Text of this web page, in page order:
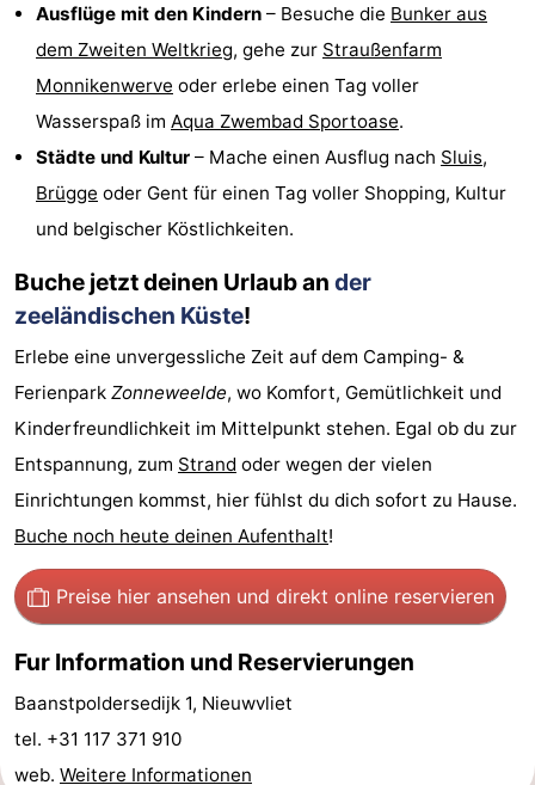
Nieuwvliet
-
Breskens
Sluis
Cadzand-
Dorp
Retranchement
Natur
Het
Zwin
Westflandern
-
Brügge
-
Gent
Die
Küste
-
Heist
Zeebrugge
-
Blankenberge
-
Kontakt
Ausflüge mit den Kindern – Besuche die Bunker aus
dem Zweiten Weltkrieg, gehe zur Straußenfarm
Monnikenwerve oder erlebe einen Tag voller
Wasserspaß im Aqua Zwembad Sportoase.
Städte und Kultur – Mache einen Ausflug nach Sluis,
Brügge oder Gent für einen Tag voller Shopping, Kultur
und belgischer Köstlichkeiten.
Buche jetzt deinen Urlaub an der
zeeländischen Küste!
Erlebe eine unvergessliche Zeit auf dem Camping- &
Ferienpark Zonneweelde, wo Komfort, Gemütlichkeit und
Kinderfreundlichkeit im Mittelpunkt stehen. Egal ob du zur
Entspannung, zum Strand oder wegen der vielen
Einrichtungen kommst, hier fühlst du dich sofort zu Hause.
Buche noch heute deinen Aufenthalt!
Preise hier ansehen und direkt online reservieren
Fur Information und Reservierungen
Baanstpoldersedijk 1, Nieuwvliet
tel. +31 117 371 910
web. Weitere Informationen